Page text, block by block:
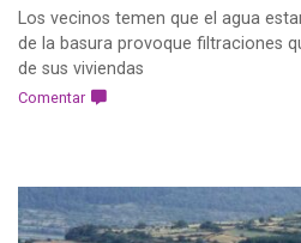
Los vecinos temen que el agua
de la basura provoque filtraciones
de sus viviendas
Comentar